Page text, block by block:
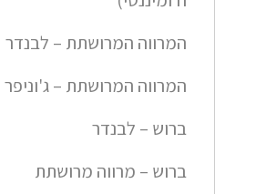
המרווה המרושתת – לבנדר
המרווה המרושתת – ג'וניפר
ברוש – לבנדר
ברוש – מרווה מרושתת